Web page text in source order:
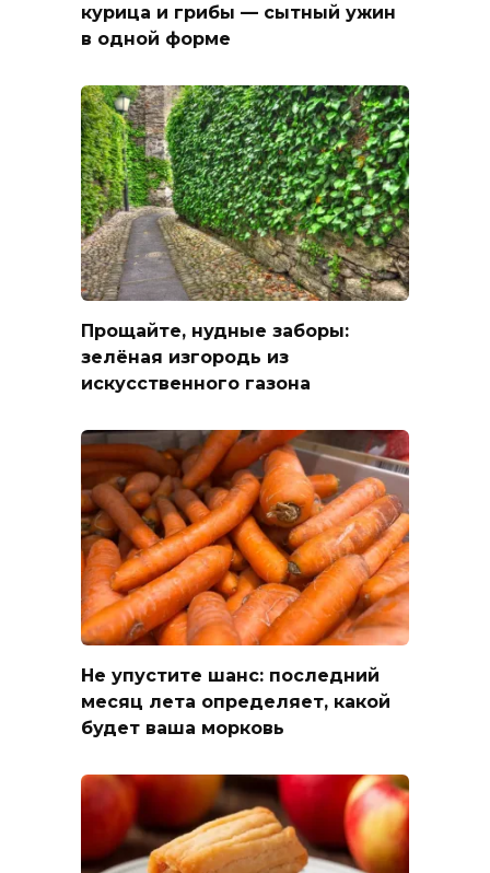
курица и грибы — сытный ужин
в одной форме
Прощайте, нудные заборы:
зелёная изгородь из
искусственного газона
Не упустите шанс: последний
месяц лета определяет, какой
будет ваша морковь